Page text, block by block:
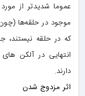
عموما شدیدتر از
موجود در حلقه‌ها
که در حلقه نیستند،
انتهایی در آلکن
دارند.
اثر مزدوج شدن